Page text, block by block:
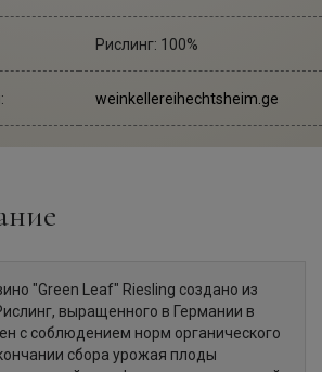
Рислинг: 100%
weinkellereihechtsheim.ge
"Green Leaf" Riesling создано из
выращенного в Германии в
с соблюдением норм органического
сбора урожая плоды